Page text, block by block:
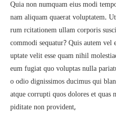
Quia non numquam eius modi
nam aliquam quaerat voluptatem.
rum rcitationem ullam corporis
commodi sequatur? Quis autem
uptate velit esse quam nihil
eum fugiat quo voluptas nulla
o odio dignissimos ducimus qui
atque corrupti quos dolores et quas
piditate non provident,